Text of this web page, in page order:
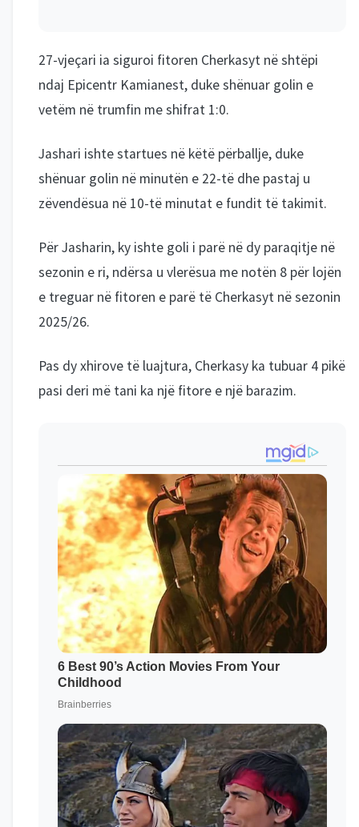
27-vjeçari ia siguroi fitoren Cherkasyt në shtëpi
ndaj Epicentr Kamianest, duke shënuar golin e
vetëm në trumfin me shifrat 1:0.
Jashari ishte startues në këtë përballje, duke
shënuar golin në minutën e 22-të dhe pastaj u
zëvendësua në 10-të minutat e fundit të takimit.
Për Jasharin, ky ishte goli i parë në dy paraqitje në
sezonin e ri, ndërsa u vlerësua me notën 8 për lojën
e treguar në fitoren e parë të Cherkasyt në sezonin
2025/26.
Pas dy xhirove të luajtura, Cherkasy ka tubuar 4 pikë
pasi deri më tani ka një fitore e një barazim.